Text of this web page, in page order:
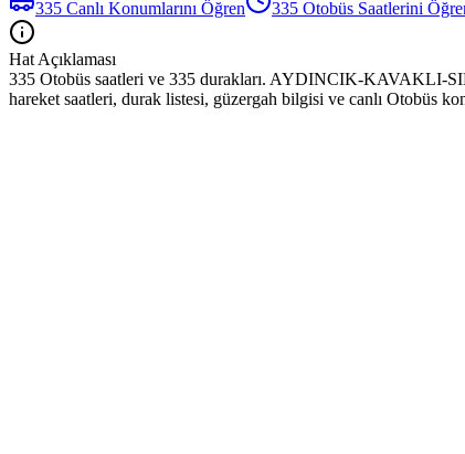
335 Canlı Konumlarını Öğren 335 Otobüs Saatlerini
Hat Açıklaması
335 Otobüs saatleri ve 335 durakları. AYDINCIK-KAVAKLI-
hareket saatleri, durak listesi, güzergah bilgisi ve canlı Otobüs